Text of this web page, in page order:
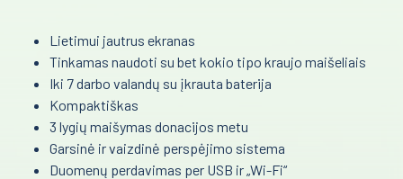
Reanimacija ir intensyvi terapija
Pulmonologija ir alergologija
Skubi medicininė pagalba
Akušerija ir ginekologija
Veloergometrijos sistemos
Automatiniai išoriniai defibriliatoriai
Encefalografai
Miografai
Lietimui jautrus ekranas
Tinkamas naudoti su bet kokio tipo kraujo maišeliais
Iki 7 darbo valandų su įkrauta baterija
Kompaktiškas
3 lygių maišymas donacijos metu
Garsinė ir vaizdinė perspėjimo sistema
Duomenų perdavimas per USB ir „Wi-Fi“